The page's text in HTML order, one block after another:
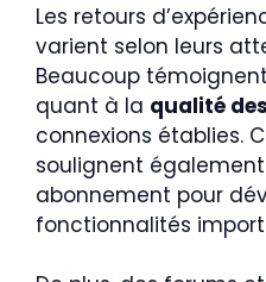
Les retours
varient selon leurs
Beaucoup
quant à la qualité
connexions établies.
soulignent
abonnement pour
fonctionnalités